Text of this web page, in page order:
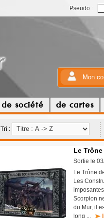
Pseudo :
Mon
de société de cartes
Tri :
Le
Sortie le
Le Trône
Les
Scorpion
du Mur, il
long ...